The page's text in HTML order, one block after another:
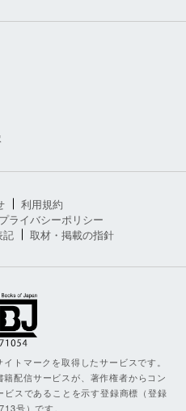
利用規約
プライバシーポリシー
記
取材・掲載の指針
トマークを取得したサービスです。
配信サービスが、著作権者からコン
スであることを示す登録商標（登録
号）です。